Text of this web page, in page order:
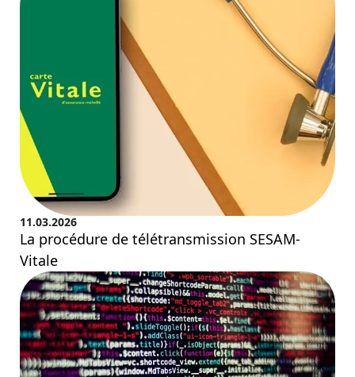
11.03.2026
La procédure de télétransmission SESAM-
Vitale